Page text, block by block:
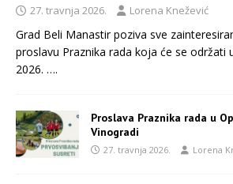
27. travnja 2026. Lorena Knežević
Grad Beli Manastir poziva sve
proslavu Praznika rada koja će se održati
2026. ….
Proslava Praznika rada u
Vinogradi
27. travnja 2026. Lorena